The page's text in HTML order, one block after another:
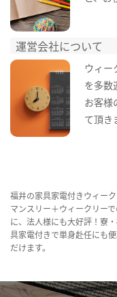
運営会社について
ウィー
を多数
お客様
て頂き
福井の家具家電付きウィー
マンスリー＋ウィークリー
に、法人様にも大好評！寮
具家電付きで単身赴任にも
だけます。